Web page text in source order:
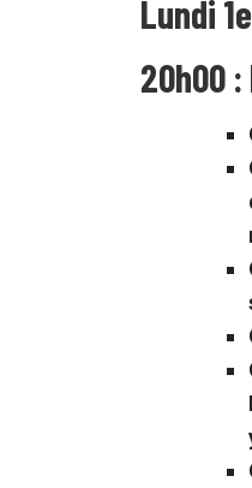
Lundi
20h00